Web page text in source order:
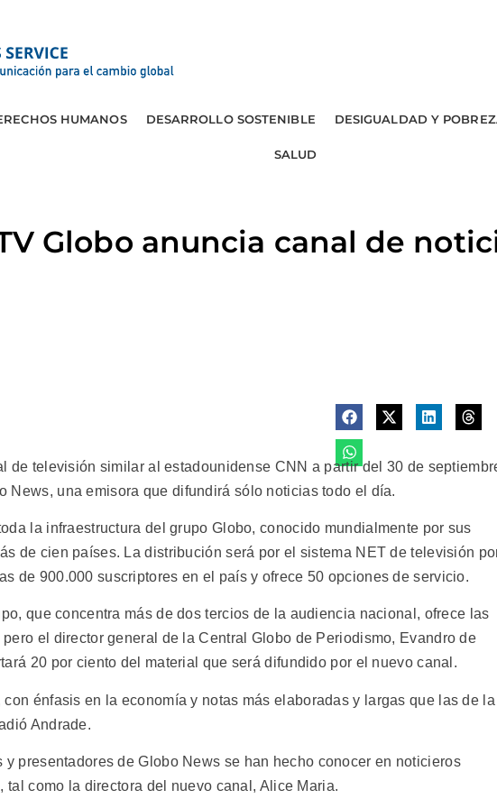
HUMANOS DESARROLLO SOSTENIBLE DESIGUALDAD Y
SALUD
Globo anuncia canal de
de televisión similar al estadounidense CNN a partir del 30 de
News, una emisora que difundirá sólo noticias todo el día.
la infraestructura del grupo Globo, conocido mundialmente por sus
de cien países. La distribución será por el sistema NET de televisión
de 900.000 suscriptores en el país y ofrece 50 opciones de servicio.
que concentra más de dos tercios de la audiencia nacional, ofrece las
el director general de la Central Globo de Periodismo, Evandro de
20 por ciento del material que será difundido por el nuevo canal.
énfasis en la economía y notas más elaboradas y largas que las de la
Andrade.
y presentadores de Globo News se han hecho conocer en noticieros
como la directora del nuevo canal, Alice Maria.